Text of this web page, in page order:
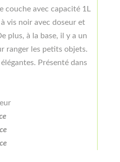
couche avec capacité 1L
vis noir avec doseur et
plus, à la base, il y a un
ranger les petits objets.
Présenté dans